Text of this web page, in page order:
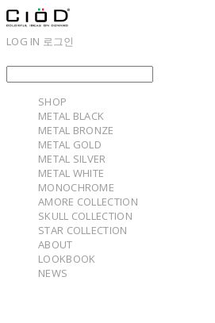
LOG IN 로그인
SHOP
METAL BLACK
METAL BRONZE
METAL GOLD
METAL SILVER
METAL WHITE
MONOCHROME
AMORE COLLECTION
SKULL COLLECTION
STAR COLLECTION
ABOUT
LOOKBOOK
NEWS